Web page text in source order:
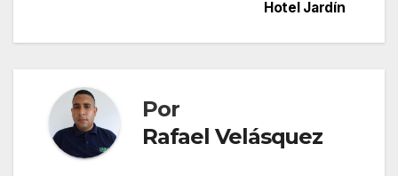
entradas
Hotel Jardín
Por
Rafael Velásquez